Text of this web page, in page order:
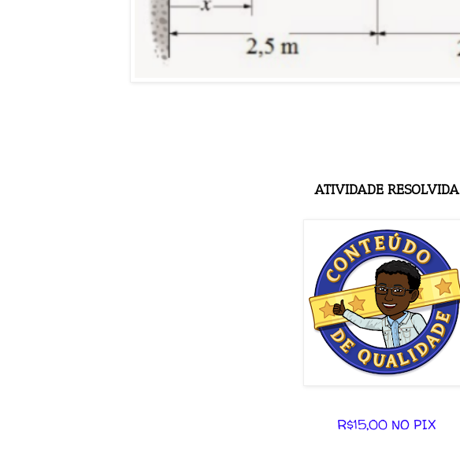
ATIVIDADE RESOLVIDA
R$15,00 NO PIX